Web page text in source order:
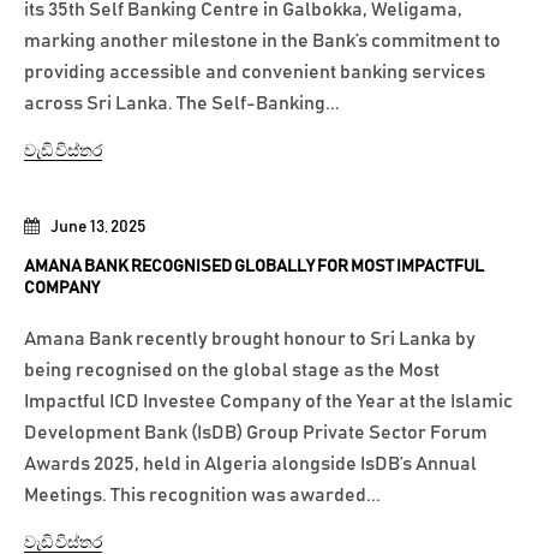
June 13, 2025
AMANA BANK RECOGNISED GLOBALLY FOR MOST IMPACTFUL
COMPANY
Amana Bank recently brought honour to Sri Lanka by
being recognised on the global stage as the Most
Impactful ICD Investee Company of the Year at the Islamic
Development Bank (IsDB) Group Private Sector Forum
Awards 2025, held in Algeria alongside IsDB’s Annual
Meetings. This recognition was awarded...
වැඩි විස්තර
its 35th Self Banking Centre in Galbokka, Weligama,
marking another milestone in the Bank’s commitment to
providing accessible and convenient banking services
across Sri Lanka. The Self-Banking...
වැඩි විස්තර